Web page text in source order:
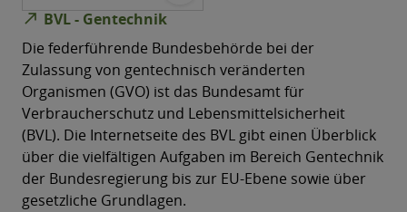
north_east BVL - Gentechnik
Die federführende Bundesbehörde bei der
Zulassung von gentechnisch veränderten
Organismen (GVO) ist das Bundesamt für
Verbraucherschutz und Lebensmittelsicherheit
(BVL). Die Internetseite des BVL gibt einen Überblick
über die vielfältigen Aufgaben im Bereich Gentechnik
der Bundesregierung bis zur EU-Ebene sowie über
gesetzliche Grundlagen.